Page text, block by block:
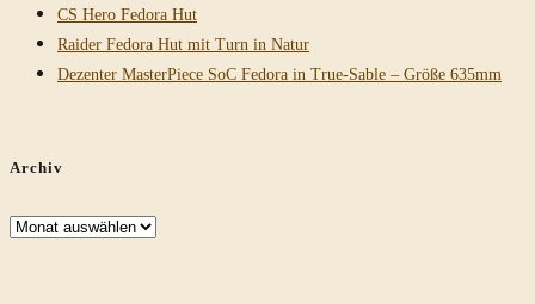
CS Hero Fedora Hut
Raider Fedora Hut mit Turn in Natur
Dezenter MasterPiece SoC Fedora in True-Sable – Größe 635mm
Archiv
Archiv